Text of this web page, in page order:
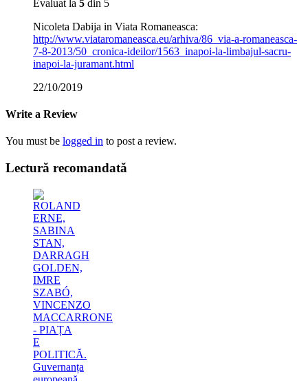
Evaluat la 5 din 5
Nicoleta Dabija in Viata Romaneasca:
http://www.viataromaneasca.eu/arhiva/86_via-a-romaneasca-
7-8-2013/50_cronica-ideilor/1563_inapoi-la-limbajul-sacru-
inapoi-la-juramant.html
22/10/2019
Write a Review
You must be logged in to post a review.
Lectură recomandată